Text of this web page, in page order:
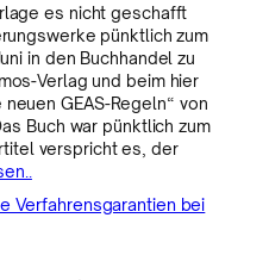
es nicht geschafft
pünktlich zum
in den Buchhandel zu
Verlag und beim hier
GEAS-Regeln“ von
Buch war pünktlich zum
verspricht es, der
Verfahrensgarantien bei